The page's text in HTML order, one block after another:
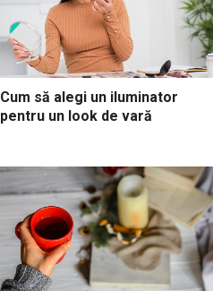
Cum să alegi un iluminator
pentru un look de vară